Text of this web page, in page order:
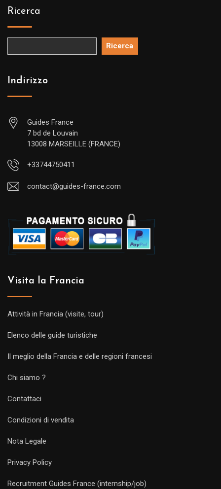
Ricerca
Ricerca
Indirizzo
Guides France
7 bd de Louvain
13008 MARSEILLE (FRANCE)
+33744750411
contact@guides-france.com
Visita la Francia
Attività in Francia (visite, tour)
Elenco delle guide turistiche
Il meglio della Francia e delle regioni francesi
Chi siamo ?
Contattaci
Condizioni di vendita
Nota Legale
Privacy Policy
Recruitment Guides France (internship/job)